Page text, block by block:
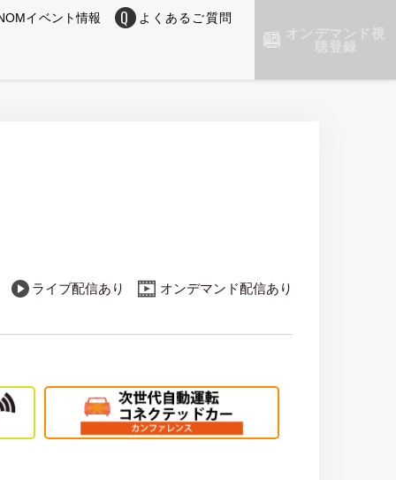
イベント情報 よくあるご質問
ライブ配信あり オンデマンド配信あり